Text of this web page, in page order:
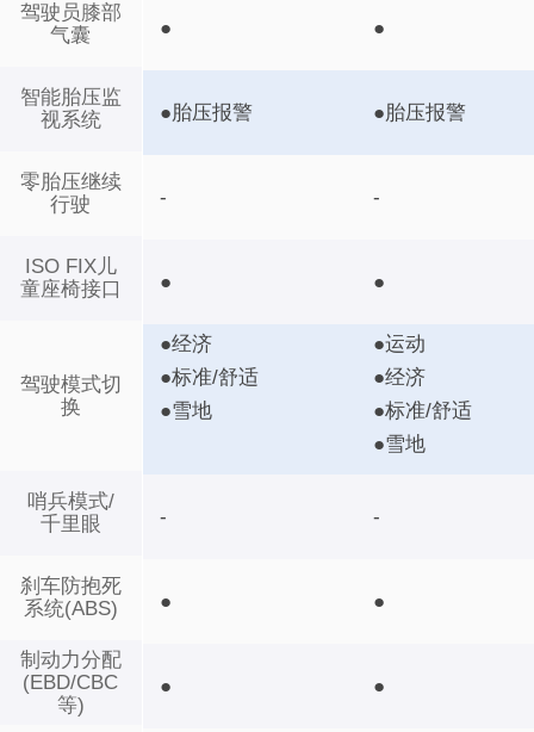
驾驶员膝部
气囊
智能胎压监
视系统
零胎压继续
行驶
ISO FIX儿
童座椅接口
驾驶模式切
换
哨兵模式/
千里眼
刹车防抱死
系统(ABS)
制动力分配
(EBD/CBC
等)
● ●
●胎压报警 ●胎压报警
- -
● ●
●经济
●标准/舒适
●雪地
●运动
●经济
●标准/舒适
●雪地
- -
● ●
● ●